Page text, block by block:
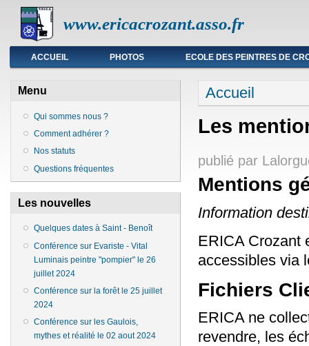
www.ericacrozant.asso.fr
Menu principal
ACCUEIL PHOTOS ECOLE DES PEINTRES DE
Menu
Qui sommes nous ?
Comment adhérer ?
Nos statuts
Questions fréquentes
Les nouvelles
Quelques dates à Saint - Benoît
Conférence sur Evariste - Vital
Luminais peintre "pompier" le 26
juillet 2024
Conférence sur la forêt le 25 juillet
2024
Conférence sur les Gaulois,
mythes et réalité le 02 aout 2024
Vous êtes ici
Accueil
Les
publié par
Mentions
Information
ERICA Crozant
accessibles via
Fichiers
ERICA ne
revendre, les